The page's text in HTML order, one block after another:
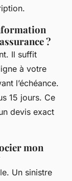
?
Il suffit
à votre
l’échéance.
15 jours. Ce
devis exact
mon
Un sinistre